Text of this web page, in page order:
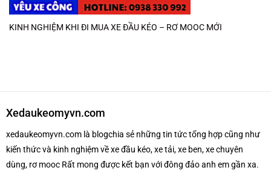
KINH NGHIỆM KHI ĐI MUA XE ĐẦU KÉO – RƠ MOOC MỚI
Xedaukeomyvn.com
xedaukeomyvn.com là blogchia sẻ những tin tức tổng hợp cũng như
kiến thức và kinh nghiệm về xe đầu kéo, xe tải, xe ben, xe chuyên
dùng, rơ mooc Rất mong được kết bạn với đông đảo anh em gần xa.